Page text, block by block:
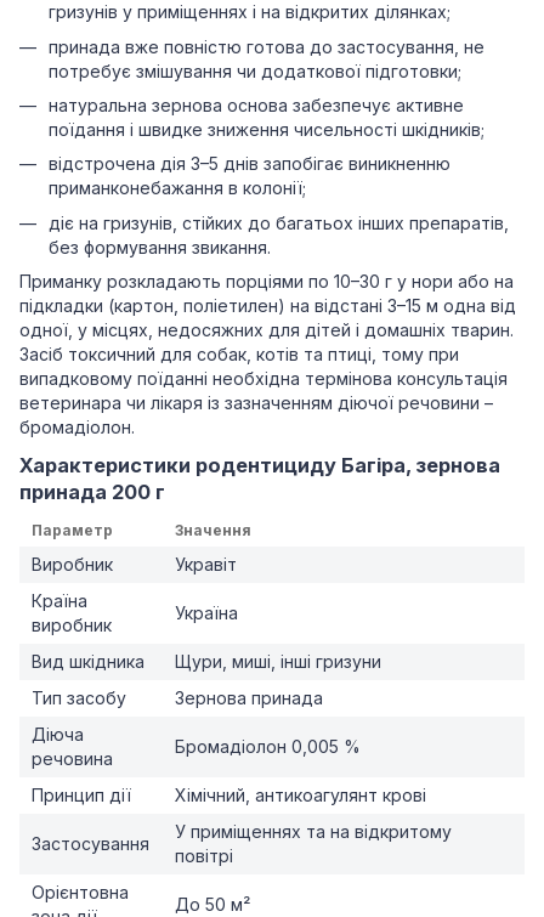
гризунів у приміщеннях і на відкритих ділянках;
принада вже повністю готова до застосування, не
потребує змішування чи додаткової підготовки;
натуральна зернова основа забезпечує активне
поїдання і швидке зниження чисельності шкідників;
відстрочена дія 3–5 днів запобігає виникненню
приманконебажання в колонії;
діє на гризунів, стійких до багатьох інших препаратів,
без формування звикання.
Приманку розкладають порціями по 10–30 г у нори або на
підкладки (картон, поліетилен) на відстані 3–15 м одна від
одної, у місцях, недосяжних для дітей і домашніх тварин.
Засіб токсичний для собак, котів та птиці, тому при
випадковому поїданні необхідна термінова консультація
ветеринара чи лікаря із зазначенням діючої речовини –
бромадіолон.
Характеристики родентициду Багіра, зернова
принада 200 г
Параметр Значення
Виробник
Укравіт
Країна
виробник
Україна
Вид шкідника
Щури, миші, інші гризуни
Тип засобу
Зернова принада
Діюча
речовина
Бромадіолон 0,005 %
Принцип дії Хімічний, антикоагулянт крові
Застосування
У приміщеннях та на відкритому
повітрі
Орієнтовна
До 50 м²